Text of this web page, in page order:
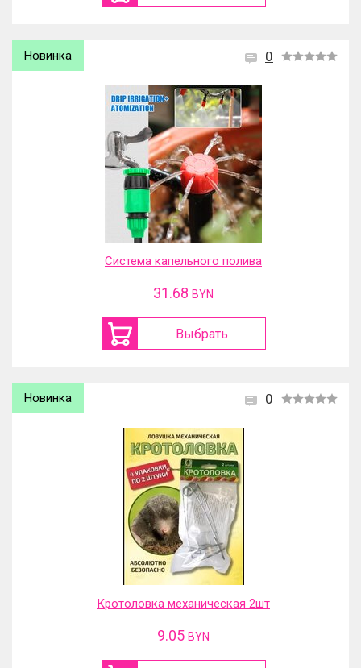
0
Новинка
Система капельного полива
31.68 BYN
Выбрать
0
Новинка
Кротоловка механическая 2шт
9.05 BYN